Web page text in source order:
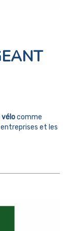
vélocomme
et les